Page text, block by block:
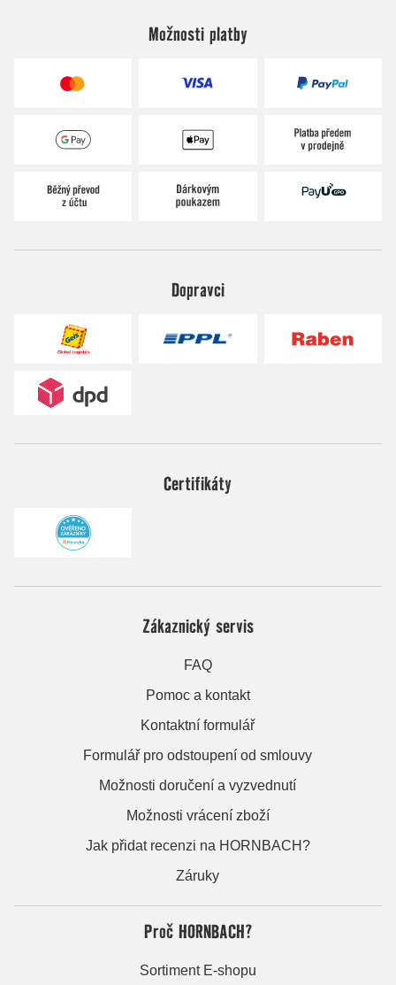
Možnosti platby
Dopravci
Certifikáty
Zákaznický servis
FAQ
Pomoc a kontakt
Kontaktní formulář
Formulář pro odstoupení od smlouvy
Možnosti doručení a vyzvednutí
Možnosti vrácení zboží
Jak přidat recenzi na HORNBACH?
Záruky
Proč HORNBACH?
Sortiment E-shopu